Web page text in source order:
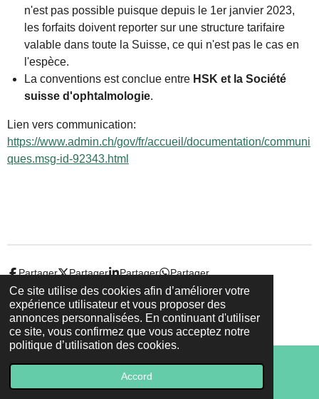
Ce site utilise des cookies afin d’améliorer votre
expérience utilisateur et vous proposer des
annonces personnalisées. En continuant d'utiliser
ce site, vous confirmez que vous acceptez notre
politique d’utilisation des cookies.
Accord
n'est pas possible puisque depuis le 1er janvier 2023,
les forfaits doivent reporter sur une structure tarifaire
valable dans toute la Suisse, ce qui n'est pas le cas en
l'espèce.
La conventions est conclue entre HSK et la Société
suisse d'ophtalmologie.
Lien vers communication:
https://www.admin.ch/gov/fr/accueil/documentation/communi
ques.msg-id-92343.html
Partager Partager Partager Partager
© 2022 - 2026 Droit-et-sante.ch
Propulsé par Webador
E-mail